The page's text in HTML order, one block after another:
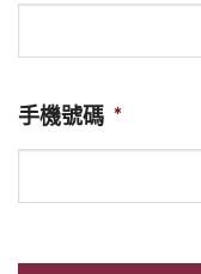
手機號碼 *